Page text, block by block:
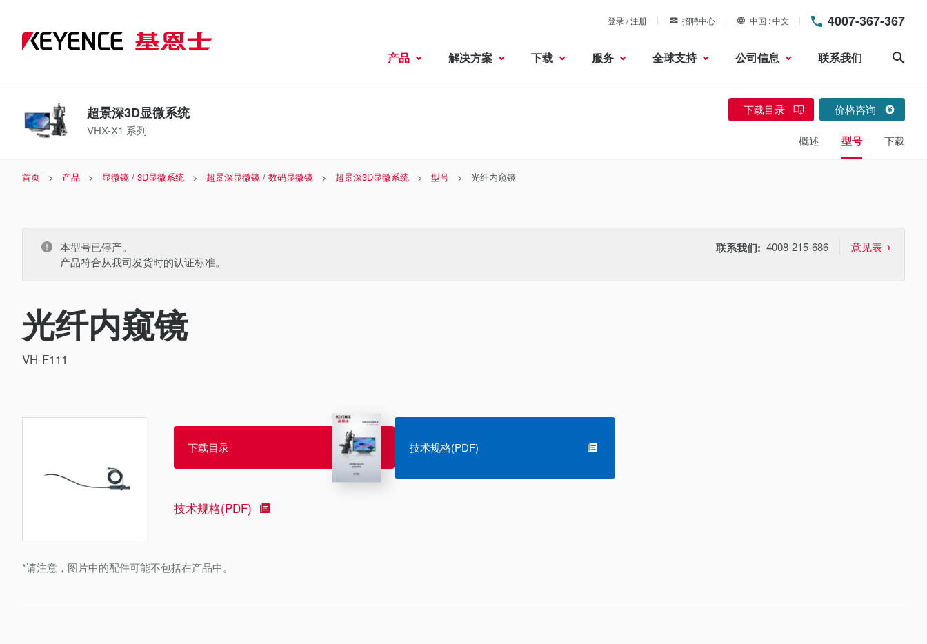
登录 / 注册 招聘中心 中国 中文 4007-367-367
产品 解决方案 下载 服务 全球支持 公司信息 联系我们
超景深3D显微系统
VHX-X1 系列
下载目录 价格咨询
概述 型号 下载
首页 产品 显微镜 / 3D显微系统 超景深显微镜 / 数码显微镜 超景深3D显微系统 型号 光纤内窥镜
本型号已停产。
产品符合从我司发货时的认证标准。
联系我们: 4008-215-686 意见表
光纤内窥镜
VH-F111
*请注意，图片中的配件可能不包括在产品中。
下载目录 技术规格(PDF)
技术规格(PDF)